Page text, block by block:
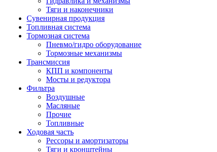
Тяги и наконечники
Сувенирная продукция
Топливная система
Тормозная система
Пневмо/гидро оборудование
Тормозные механизмы
Трансмиссия
КПП и компоненты
Мосты и редуктора
Фильтра
Воздушные
Масляные
Прочие
Топливные
Ходовая часть
Рессоры и амортизаторы
Тяги и кронштейны